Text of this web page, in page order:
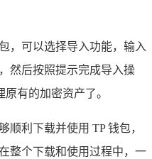
，可以选择导入功能，输入
然后按照提示完成导入操
有的加密资产了。
顺利下载并使用 TP 钱包，
整个下载和使用过程中，一